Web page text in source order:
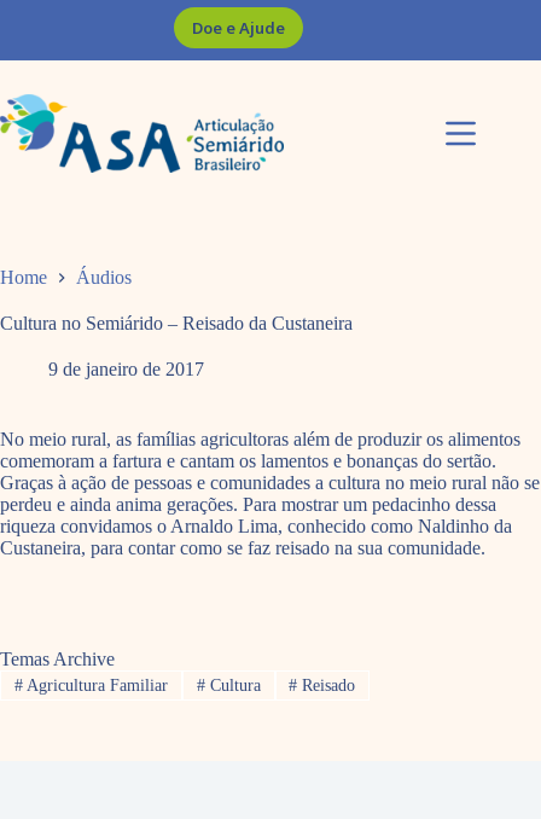
Doe e Ajude
Home Áudios
Cultura no Semiárido – Reisado da Custaneira
9 de janeiro de 2017
No meio rural, as famílias agricultoras além de produzir os alimentos
comemoram a fartura e cantam os lamentos e bonanças do sertão.
Graças à ação de pessoas e comunidades a cultura no meio rural não se
perdeu e ainda anima gerações. Para mostrar um pedacinho dessa
riqueza convidamos o Arnaldo Lima, conhecido como Naldinho da
Custaneira, para contar como se faz reisado na sua comunidade.
Temas Archive
#Agricultura Familiar #Cultura # Reisado